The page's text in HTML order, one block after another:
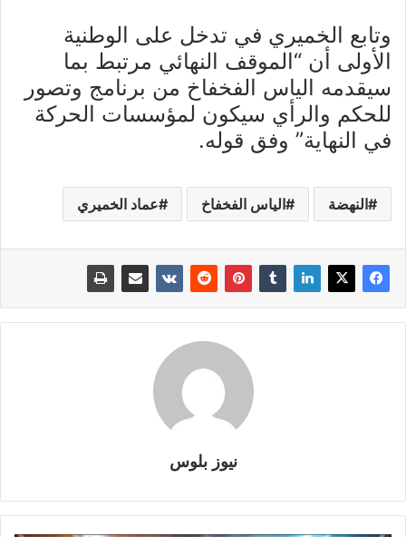
وتابع الخميري في تدخل على الوطنية
الأولى أن “الموقف النهائي مرتبط بما
سيقدمه الياس الفخفاخ من برنامج وتصور
للحكم والرأي سيكون لمؤسسات الحركة
في النهاية” وفق قوله.
النهضة الياس الفخفاخ عماد الخميري
نيوز بلوس